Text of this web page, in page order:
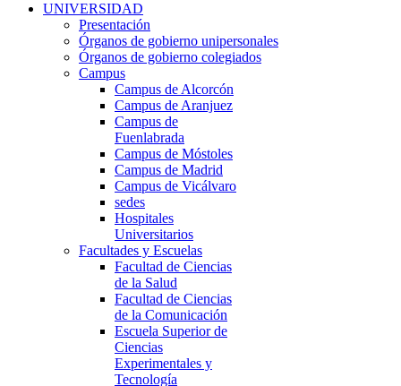
UNIVERSIDAD
Presentación
Órganos de gobierno unipersonales
Órganos de gobierno colegiados
Campus
Campus de Alcorcón
Campus de Aranjuez
Campus de
Fuenlabrada
Campus de Móstoles
Campus de Madrid
Campus de Vicálvaro
sedes
Hospitales
Universitarios
Facultades y Escuelas
Facultad de Ciencias
de la Salud
Facultad de Ciencias
de la Comunicación
Escuela Superior de
Ciencias
Experimentales y
Tecnología